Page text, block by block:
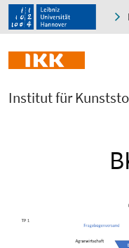
Institut für